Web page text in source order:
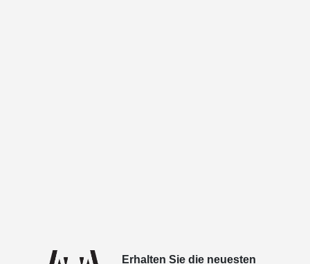
Erhalten Sie die neuesten